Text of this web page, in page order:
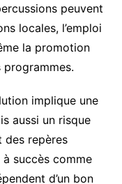
peuvent
locales, l’emploi
la promotion
implique une
aussi un risque
des repères
à succès comme
d’un bon